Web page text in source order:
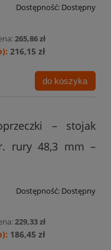
Dostępność: Dostępny
265,86 zł
216,15 zł
do koszyka
– stojak
rury 48,3 mm –
Dostępność: Dostępny
229,33 zł
186,45 zł